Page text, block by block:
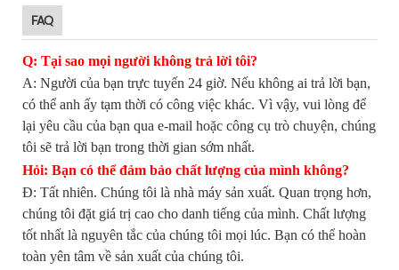
FAQ
Q: Tại sao mọi người không trả lời tôi?
A: Người của bạn trực tuyến 24 giờ. Nếu không ai trả lời bạn,
có thể anh ấy tạm thời có công việc khác. Vì vậy, vui lòng để
lại yêu cầu của bạn qua e-mail hoặc công cụ trò chuyện, chúng
tôi sẽ trả lời bạn trong thời gian sớm nhất.
Hỏi: Bạn có thể đảm bảo chất lượng của mình không?
Đ: Tất nhiên. Chúng tôi là nhà máy sản xuất. Quan trọng hơn,
chúng tôi đặt giá trị cao cho danh tiếng của mình. Chất lượng
tốt nhất là nguyên tắc của chúng tôi mọi lúc. Bạn có thể hoàn
toàn yên tâm về sản xuất của chúng tôi.